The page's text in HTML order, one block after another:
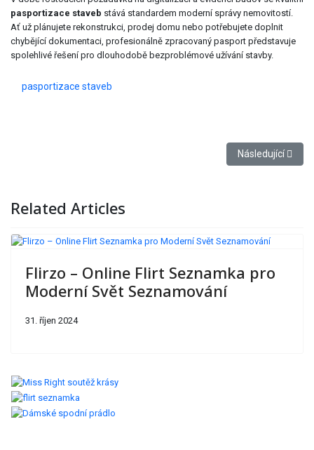
pasportizace staveb stává standardem moderní správy nemovitostí.
Ať už plánujete rekonstrukci, prodej domu nebo potřebujete doplnit
chybějící dokumentaci, profesionálně zpracovaný pasport představuje
spolehlivé řešení pro dlouhodobě bezproblémové užívání stavby.
pasportizace staveb
Další článek:
Následující
Related Articles
Flirzo – Online Flirt Seznamka pro
Moderní Svět Seznamování
31. říjen 2024